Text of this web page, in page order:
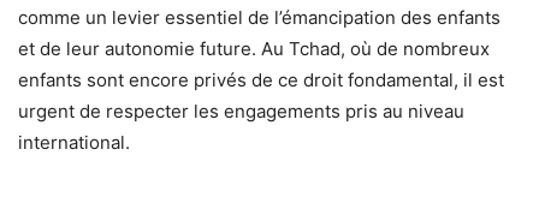
comme un levier essentiel de l’émancipation des enfants
et de leur autonomie future. Au Tchad, où de nombreux
enfants sont encore privés de ce droit fondamental, il est
urgent de respecter les engagements pris au niveau
international.